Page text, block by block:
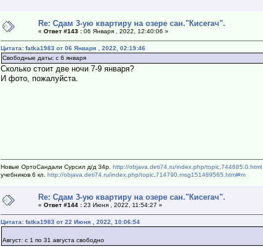
Re: Сдам 3-ую квартиру на озере сан."Кисегач".
«Ответ #143 : 06 Января , 2022, 12:40:06 »
Цитата: fatka1983 от 06 Января , 2022, 02:19:46
Свободные даты: с 6 января
Сколько стоит две ночи 7-9 января?
И фото, пожалуйста.
Новые ОртоСандали Сурсил д/д 34р.http://objava.deti74.ru/index.php/topic,744685.0.html
учебников 6 кл.http://objava.deti74.ru/index.php/topic,714790.msg151489565.html#m
Re: Сдам 3-ую квартиру на озере сан."Кисегач".
«Ответ #144 : 23 Июня , 2022, 11:54:27 »
Цитата: fatka1983 от 22 Июня , 2022, 10:06:54
Август: с 1 по 31 августа свободно